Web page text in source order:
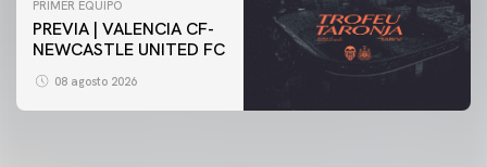
PRIMER EQUIPO
PREVIA | VALENCIA CF-
NEWCASTLE UNITED FC
08 agosto 2026